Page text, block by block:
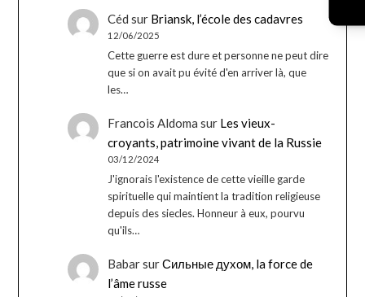
Céd sur Briansk, l’école des cadavres
12/06/2025
Cette guerre est dure et personne ne peut dire
que si on avait pu évité d'en arriver là, que
les…
Francois Aldoma sur Les vieux-
croyants, patrimoine vivant de la Russie
03/12/2024
J'ignorais l'existence de cette vieille garde
spirituelle qui maintient la tradition religieuse
depuis des siecles. Honneur à eux, pourvu
qu'ils…
BabarsurСильные духом, la force de
l’âme russe